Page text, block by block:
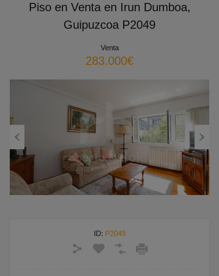
Piso en Venta en Irun Dumboa,
Guipuzcoa P2049
Venta
283.000€
Previous Next
ID: P2049